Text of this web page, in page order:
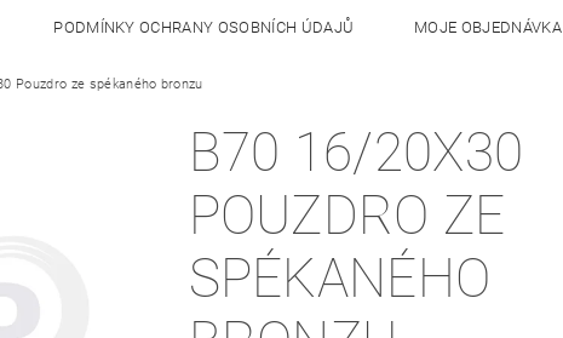
PODMÍNKY OCHRANY OSOBNÍCH ÚDAJŮ MOJE OBJEDNÁVKA
Pouzdro ze spékaného bronzu
B70 16/20X30
POUZDRO ZE
SPÉKANÉHO